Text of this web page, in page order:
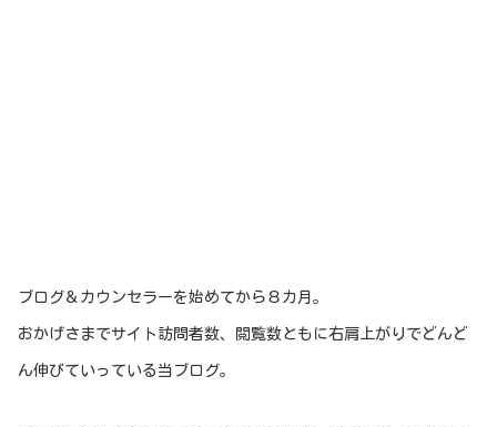
ブログ＆カウンセラーを始めてから８カ月。
おかげさまでサイト訪問者数、閲覧数ともに右肩上がりでどんど
ん伸びていっている当ブログ。